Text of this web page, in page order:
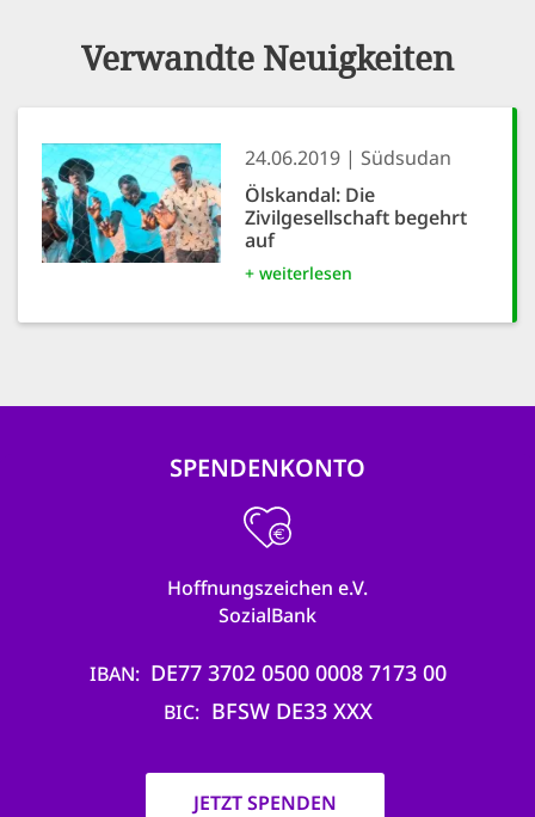
Verwandte Neuigkeiten
24.06.2019
Südsudan
Ölskandal: Die
Zivilgesellschaft begehrt
auf
+ weiterlesen
SPENDENKONTO
Hoffnungszeichen e.V.
SozialBank
IBAN DE77 3702 0500 0008 7173 00
BIC BFSW DE33 XXX
JETZT SPENDEN